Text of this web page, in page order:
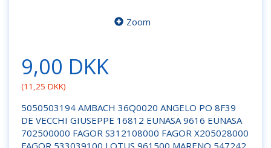
Zoom
9,00 DKK
(11,25 DKK)
5050503194 AMBACH 36Q0020 ANGELO PO 8F39
DE VECCHI GIUSEPPE 16812 EUNASA 9616 EUNASA
702500000 FAGOR S312108000 FAGOR X205028000
FAGOR 533039100 LOTUS 961500 MARENO 547242